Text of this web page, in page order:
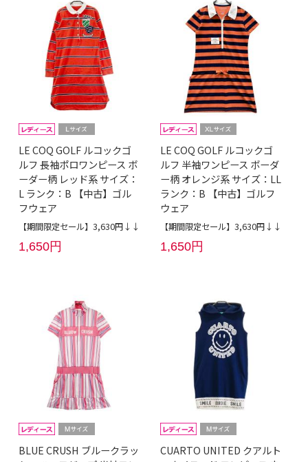
LE COQ GOLF ルコックゴ
ルフ 長袖ポロワンピース ボ
ーダー柄 レッド系 サイズ：
L ランク：B 【中古】ゴル
フウェア
【期間限定セール】3,630円↓↓
1,650円
LE COQ GOLF ルコックゴ
ルフ 半袖ワンピース ボーダ
ー柄 オレンジ系 サイズ：LL
ランク：B 【中古】ゴルフ
ウェア
【期間限定セール】3,630円↓↓
1,650円
BLUE CRUSH ブルークラッ
CUARTO UNITED クアルト